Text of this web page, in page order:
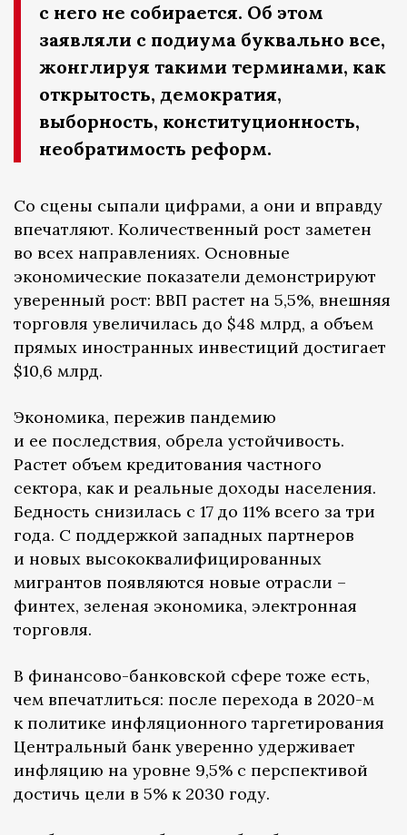
с него не собирается. Об этом
заявляли с подиума буквально все,
жонглируя такими терминами, как
открытость, демократия,
выборность, конституционность,
необратимость реформ.
Со сцены сыпали цифрами, а они и вправду
впечатляют. Количественный рост заметен
во всех направлениях. Основные
экономические показатели демонстрируют
уверенный рост: ВВП растет на 5,5%, внешняя
торговля увеличилась до $48 млрд, а объем
прямых иностранных инвестиций достигает
$10,6 млрд.
Экономика, пережив пандемию
и ее последствия, обрела устойчивость.
Растет объем кредитования частного
сектора, как и реальные доходы населения.
Бедность снизилась с 17 до 11% всего за три
года. С поддержкой западных партнеров
и новых высококвалифицированных
мигрантов появляются новые отрасли –
финтех, зеленая экономика, электронная
торговля.
В финансово-банковской сфере тоже есть,
чем впечатлиться: после перехода в 2020-м
к политике инфляционного таргетирования
Центральный банк уверенно удерживает
инфляцию на уровне 9,5% с перспективой
достичь цели в 5% к 2030 году.